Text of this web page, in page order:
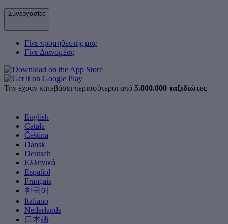
Συνεργασίες
Γίνε προμηθευτής μας
Γίνε Διανομέας
Την έχουν κατεβάσει περισσότεροι από 5.000.000 ταξιδιώτες
English
Català
Čeština
Dansk
Deutsch
Ελληνικά
Español
Français
한국어
Italiano
Nederlands
日本語